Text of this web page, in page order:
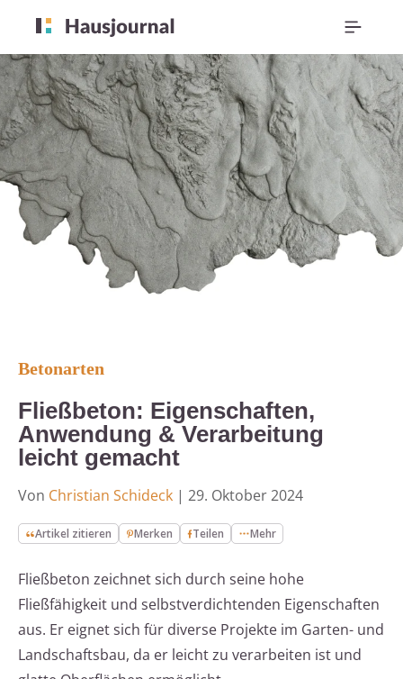
Betonarten
Fließbeton: Eigenschaften,
Anwendung & Verarbeitung
leicht gemacht
Von Christian Schideck | 29. Oktober 2024
Artikel zitieren Merken Teilen Mehr
Fließbeton zeichnet sich durch seine hohe
Fließfähigkeit und selbstverdichtenden Eigenschaften
aus. Er eignet sich für diverse Projekte im Garten- und
Landschaftsbau, da er leicht zu verarbeiten ist und